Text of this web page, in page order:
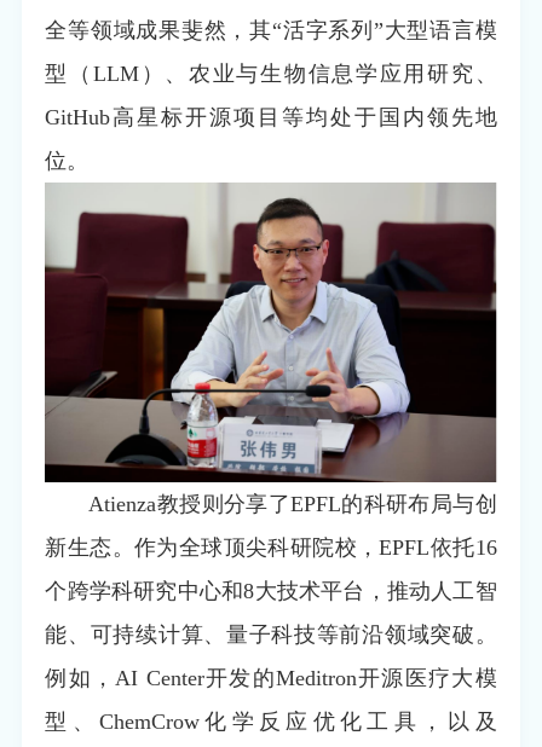
全等领域成果斐然，其“活字系列”大型语言模
型（LLM）、农业与生物信息学应用研究、
GitHub高星标开源项目等均处于国内领先地
位。
Atienza教授则分享了EPFL的科研布局与创
新生态。作为全球顶尖科研院校，EPFL依托16
个跨学科研究中心和8大技术平台，推动人工智
能、可持续计算、量子科技等前沿领域突破。
例如，AI Center开发的Meditron开源医疗大模
型、ChemCrow化学反应优化工具，以及